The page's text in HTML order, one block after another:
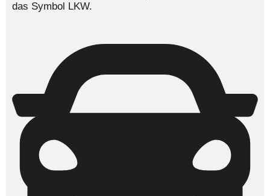
das Symbol
LKW.